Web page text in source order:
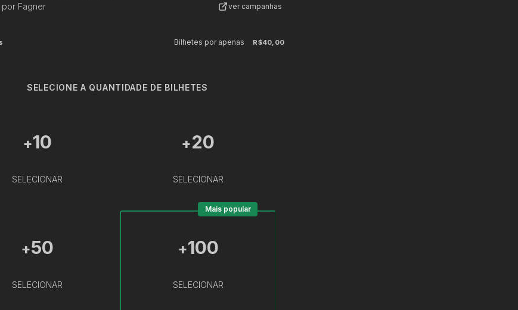
por Fagner ver campanhas
Bilhetes por apenas R$40,00
SELECIONE A QUANTIDADE DE BILHETES
+10
SELECIONAR
+20
SELECIONAR
+50
SELECIONAR
+100
SELECIONAR
Mais popular